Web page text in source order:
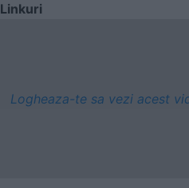
Linkuri
Logheaza-te sa vezi acest